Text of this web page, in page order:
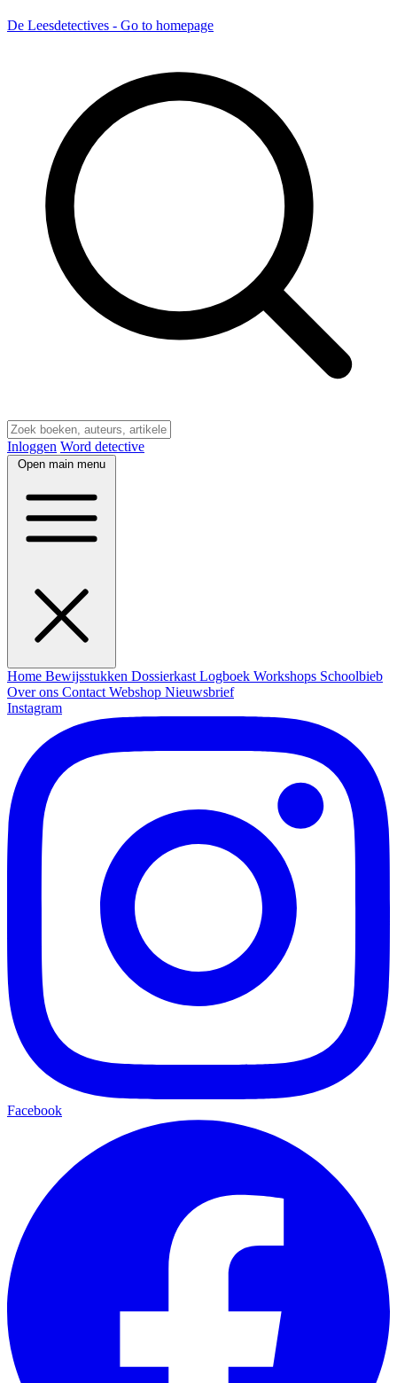
De Leesdetectives - Go to homepage
Inloggen Word detective
Open main menu
Home Bewijsstukken Dossierkast Logboek Workshops Schoolbieb
Over ons Contact Webshop Nieuwsbrief
Instagram
Facebook